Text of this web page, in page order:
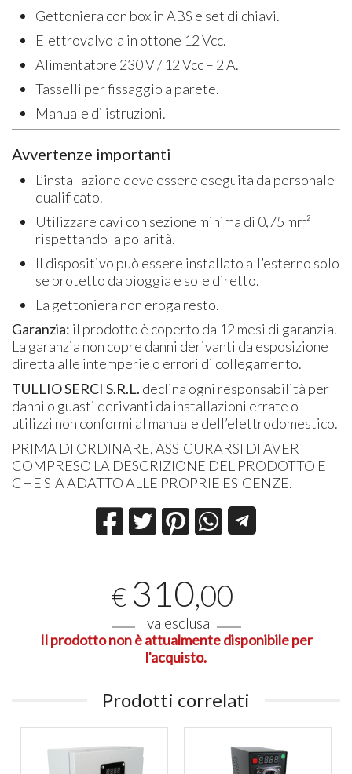
Gettoniera con box in ABS e set di chiavi.
Elettrovalvola in ottone 12 Vcc.
Alimentatore 230 V / 12 Vcc – 2 A.
Tasselli per fissaggio a parete.
Manuale di istruzioni.
Avvertenze importanti
L’installazione deve essere eseguita da personale
qualificato.
Utilizzare cavi con sezione minima di 0,75 mm²
rispettando la polarità.
Il dispositivo può essere installato all’esterno solo
se protetto da pioggia e sole diretto.
La gettoniera non eroga resto.
Garanzia: il prodotto è coperto da 12 mesi di garanzia.
La garanzia non copre danni derivanti da esposizione
diretta alle intemperie o errori di collegamento.
TULLIO SERCI S.R.L. declina ogni responsabilità per
danni o guasti derivanti da installazioni errate o
utilizzi non conformi al manuale dell’elettrodomestico.
PRIMA DI ORDINARE, ASSICURARSI DI AVER
COMPRESO LA DESCRIZIONE DEL PRODOTTO E
CHE SIA ADATTO ALLE PROPRIE ESIGENZE.
€ 310,00
Iva esclusa
Il prodotto non è attualmente disponibile per
l'acquisto.
Prodotti correlati